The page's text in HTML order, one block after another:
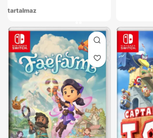
tartalmaz